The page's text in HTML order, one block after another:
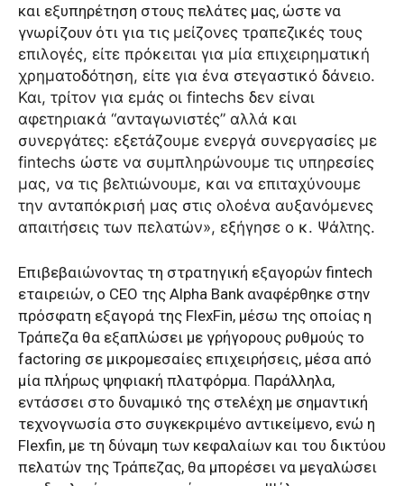
και εξυπηρέτηση στους πελάτες μας, ώστε να
γνωρίζουν ότι για τις μείζονες τραπεζικές τους
επιλογές, είτε πρόκειται για μία επιχειρηματική
χρηματοδότηση, είτε για ένα στεγαστικό δάνειο.
Και, τρίτον για εμάς οι fintechs δεν είναι
αφετηριακά “ανταγωνιστές” αλλά και
συνεργάτες: εξετάζουμε ενεργά συνεργασίες με
fintechs ώστε να συμπληρώνουμε τις υπηρεσίες
μας, να τις βελτιώνουμε, και να επιταχύνουμε
την ανταπόκρισή μας στις ολοένα αυξανόμενες
απαιτήσεις των πελατών», εξήγησε ο κ. Ψάλτης.
Επιβεβαιώνοντας τη στρατηγική εξαγορών fintech
εταιρειών, ο CEO της Alpha Bank αναφέρθηκε στην
πρόσφατη εξαγορά της FlexFin, μέσω της οποίας η
Τράπεζα θα εξαπλώσει με γρήγορους ρυθμούς το
factoring σε μικρομεσαίες επιχειρήσεις, μέσα από
μία πλήρως ψηφιακή πλατφόρμα. Παράλληλα,
εντάσσει στο δυναμικό της στελέχη με σημαντική
τεχνογνωσία στο συγκεκριμένο αντικείμενο, ενώ η
Flexfin, με τη δύναμη των κεφαλαίων και του δικτύου
πελατών της Τράπεζας, θα μπορέσει να μεγαλώσει